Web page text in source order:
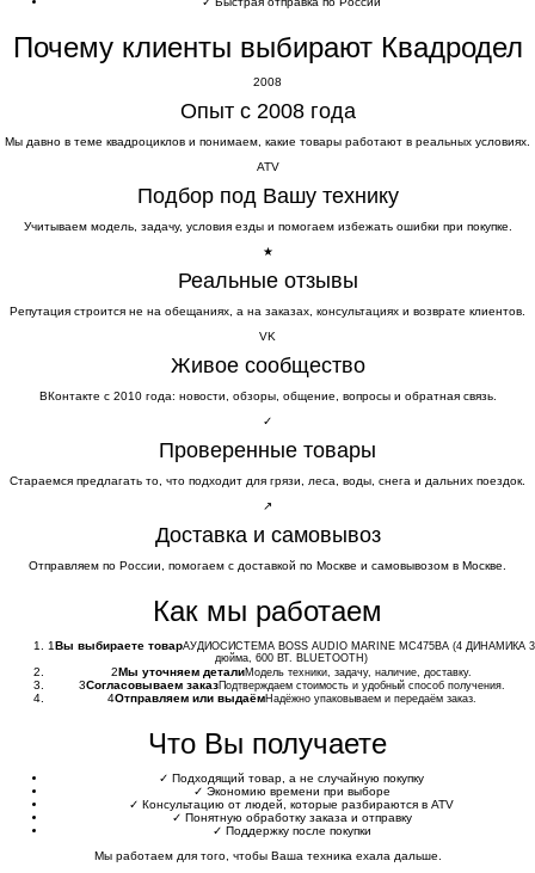
Почему клиенты выбирают Квадродел
2008
Опыт с 2008 года
Мы давно в теме квадроциклов и понимаем, какие товары работают в реальных условиях.
ATV
Подбор под Вашу технику
Учитываем модель, задачу, условия езды и помогаем избежать ошибки при покупке.
★
Реальные отзывы
Репутация строится не на обещаниях, а на заказах, консультациях и возврате клиентов.
VK
Живое сообщество
ВКонтакте с 2010 года: новости, обзоры, общение, вопросы и обратная связь.
✓
Проверенные товары
Стараемся предлагать то, что подходит для грязи, леса, воды, снега и дальних поездок.
↗
Доставка и самовывоз
Отправляем по России, помогаем с доставкой по Москве и самовывозом в Москве.
Как мы работаем
1 Вы выбираете товарАУДИОСИСТЕМА BOSS AUDIO MARINE MC475BA (4 ДИНАМИКА 3
дюйма, 600 ВТ. BLUETOOTH)
2 Мы уточняем деталиМодель техники, задачу, наличие, доставку.
3Согласовываем заказПодтверждаем стоимость и удобный способ получения.
4Отправляем или выдаёмНадёжно упаковываем и передаём заказ.
Что Вы получаете
✓ Подходящий товар, а не случайную покупку
✓ Экономию времени при выборе
✓ Консультацию от людей, которые разбираются в ATV
✓ Понятную обработку заказа и отправку
✓ Поддержку после покупки
Мы работаем для того, чтобы Ваша техника ехала дальше.